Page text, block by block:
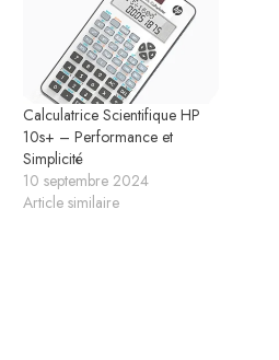
Calculatrice Scientifique HP
10s+ – Performance et
Simplicité
10 septembre 2024
Article similaire